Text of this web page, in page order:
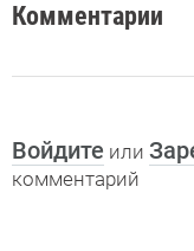
Комментарии
Войдите или
комментарий